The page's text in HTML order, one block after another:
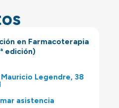
en Farmacoterapia
edición)
Legendre, 38
asistencia